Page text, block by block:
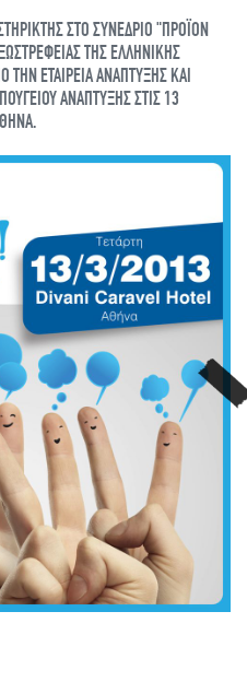
ΣΤΟ ΣΥΝΕΔΡΙΟ "ΠΡΟΪΟΝ
ΤΗΣ ΕΛΛΗΝΙΚΗΣ
ΕΤΑΙΡΕΙΑ ΑΝΑΠΤΥΞΗΣ ΚΑΙ
ΑΝΑΠΤΥΞΗΣ ΣΤΙΣ 13